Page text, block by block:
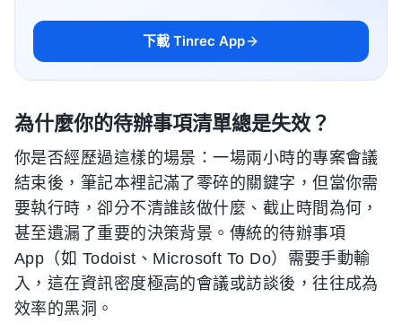
下載 Tinrec App
為什麼你的待辦事項清單總是失效？
你是否經歷過這樣的場景：一場兩小時的專案會議
結束後，筆記本裡記滿了零碎的關鍵字，但當你需
要執行時，卻分不清誰該做什麼、截止時間為何，
甚至遺漏了重要的決策背景。傳統的待辦事項
App（如 Todoist、Microsoft To Do）需要手動輸
入，這在資訊密度極高的會議或訪談後，往往成為
效率的黑洞。